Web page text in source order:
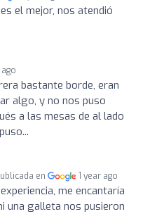
el mejor, nos atendió
ago
bastante borde, eran
algo, y no nos puso
a las mesas de al lado
en 1 year ago
me encantaría
una galleta nos pusieron